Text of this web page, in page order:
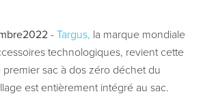
2022- Targus, la marque mondiale
technologiques, revient cette
premier sac à dos zéro déchet du
est entièrement intégré au sac.